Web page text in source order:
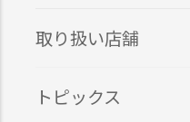
取り扱い店舗
トピックス